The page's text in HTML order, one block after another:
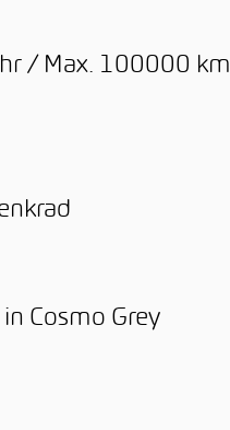
/ Max. 100000 km
Cosmo Grey